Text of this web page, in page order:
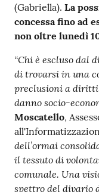
(Gabriella). La
concessa fino ad
non oltre lunedì
“Chi è escluso dal
di trovarsi in una
preclusioni a diritti
danno socio-
Moscatello,
dell’ormai
il tessuto di
comunale. Una
spettro del divario